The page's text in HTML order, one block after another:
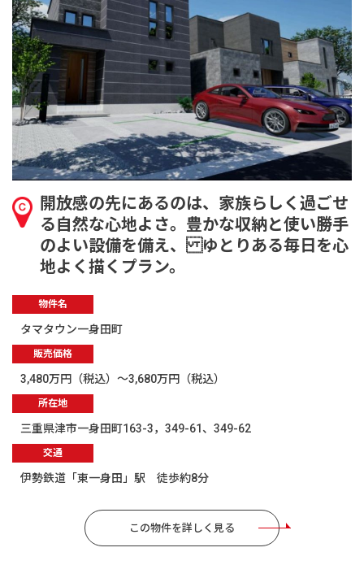
開放感の先にあるのは、家族らしく過ごせ
る自然な心地よさ。豊かな収納と使い勝手
のよい設備を備え、 ゆとりある毎日を心
地よく描くプラン。
物件名
タマタウン一身田町
販売価格
3,480万円（税込）～3,680万円（税込）
所在地
三重県津市一身田町163-3，349-61、349-62
交通
伊勢鉄道「東一身田」駅 徒歩約8分
この物件を詳しく見る